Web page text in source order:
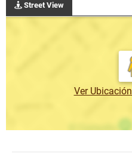
Street View
Ver Ubicación